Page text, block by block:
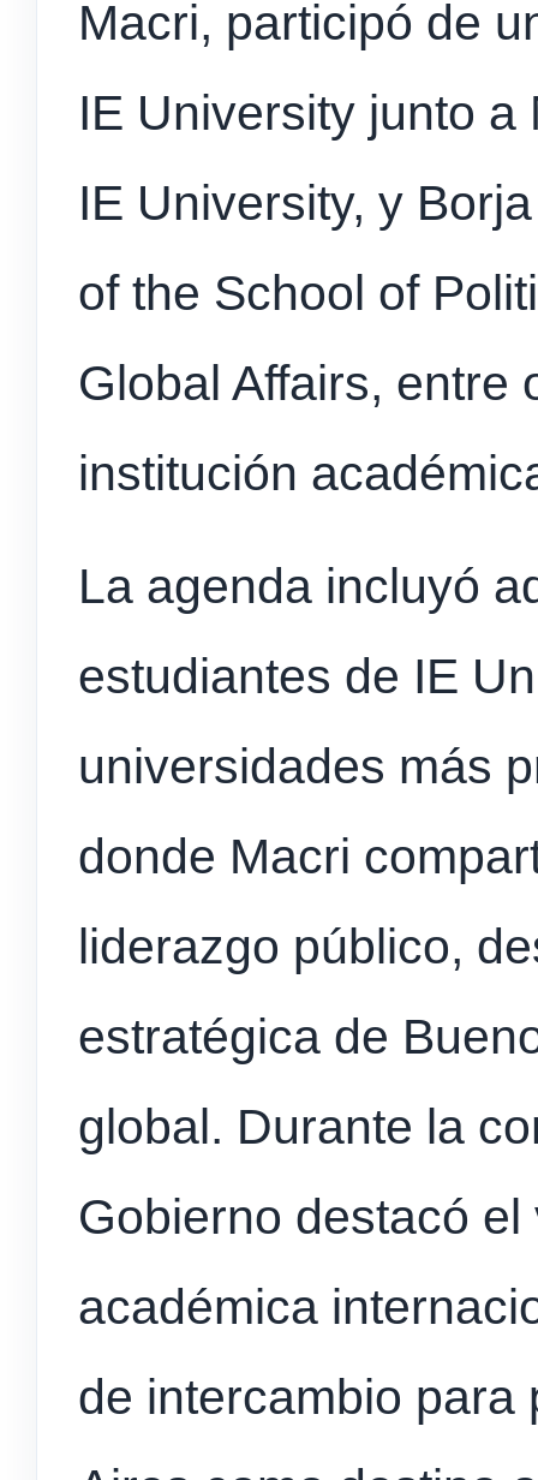
Macri, participó de
IE University junto
IE University, y
of the School of
Global Affairs, entre
institución
La agenda incluyó
estudiantes de IE
universidades más
donde Macri
liderazgo público,
estratégica de
global. Durante la
Gobierno destacó
académica
de intercambio para